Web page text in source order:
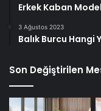
Erkek Kaban
3 Ağustos 2023
Balık Burcu Hangi
Son Değiştirilen